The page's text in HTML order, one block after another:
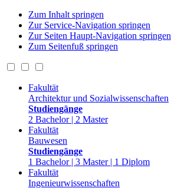
Zum Inhalt springen
Zur Service-Navigation springen
Zur Seiten Haupt-Navigation springen
Zum Seitenfuß springen
Fakultät
Architektur und Sozialwissenschaften
Studiengänge
2 Bachelor | 2 Master
Fakultät
Bauwesen
Studiengänge
1 Bachelor | 3 Master | 1 Diplom
Fakultät
Ingenieurwissenschaften